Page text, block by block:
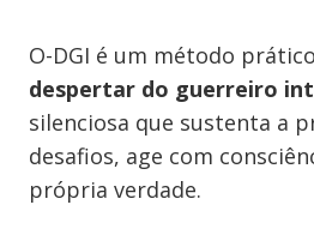
O-DGI é um método
despertar do guerreiro
silenciosa que sustenta a
desafios, age com
própria verdade.